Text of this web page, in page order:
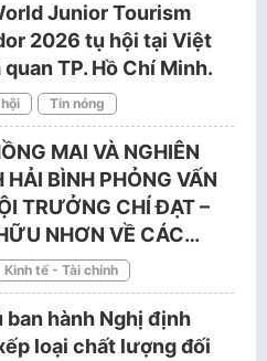
Junior Tourism
2026 tụ hội tại Việt
TP. Hồ Chí Minh.
Tin nóng
MAI VÀ NGHIÊN
HẢI BÌNH PHỎNG VẤN
TRƯỞNG CHÍ ĐẠT –
NHƠN VỀ CÁC…
Kinh tế - Tài chính
ban hành Nghị định
loại chất lượng đối